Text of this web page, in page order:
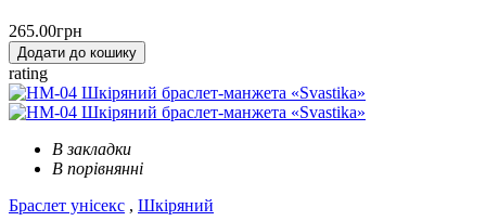
265.00грн
Додати до кошику
rating
В закладки
В порівнянні
Браслет унісекс , Шкіряний